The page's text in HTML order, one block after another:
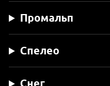
Промальп
Спелео
Снег